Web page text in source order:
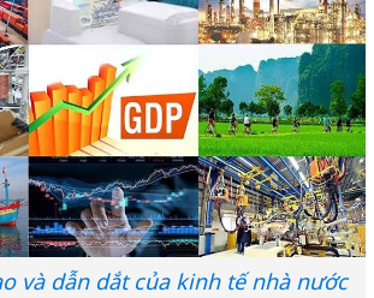
và dẫn dắt của kinh tế nhà nước